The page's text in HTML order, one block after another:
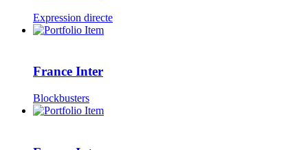
Expression directe
France Inter
Blockbusters